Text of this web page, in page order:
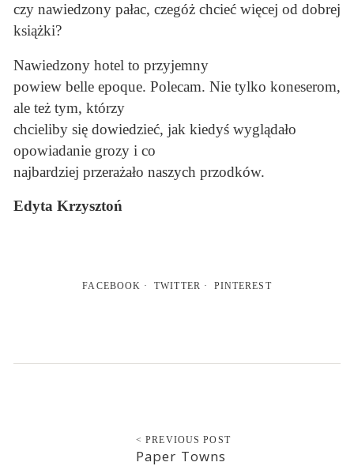
czy nawiedzony pałac, czegóż chcieć więcej od dobrej
książki?
Nawiedzony hotel to przyjemny
powiew belle epoque. Polecam. Nie tylko koneserom,
ale też tym, którzy
chcieliby się dowiedzieć, jak kiedyś wyglądało
opowiadanie grozy i co
najbardziej przerażało naszych przodków.
Edyta Krzysztoń
FACEBOOK TWITTER PINTEREST
< PREVIOUS POST
Paper Towns